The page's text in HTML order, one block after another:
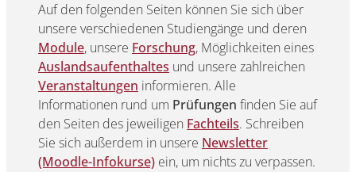
Auf den folgenden Seiten können Sie sich über
unsere verschiedenen Studiengänge und deren
Module, unsere Forschung, Möglichkeiten eines
Auslandsaufenthaltes und unsere zahlreichen
Veranstaltungen informieren. Alle
Informationen rund um Prüfungen finden Sie auf
den Seiten des jeweiligen Fachteils. Schreiben
Sie sich außerdem in unsere Newsletter
(Moodle-Infokurse) ein, um nichts zu verpassen.